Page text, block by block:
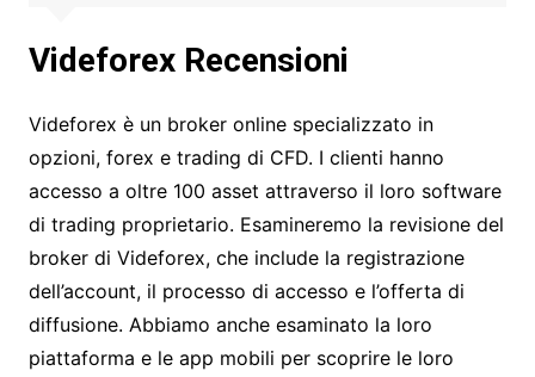
Videforex Recensioni
Videforex è un broker online specializzato in
opzioni, forex e trading di CFD. I clienti hanno
accesso a oltre 100 asset attraverso il loro software
di trading proprietario. Esamineremo la revisione del
broker di Videforex, che include la registrazione
dell’account, il processo di accesso e l’offerta di
diffusione. Abbiamo anche esaminato la loro
piattaforma e le app mobili per scoprire le loro